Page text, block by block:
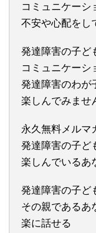
コミュニケーシ
不安や心配をし
発達障害の子ど
コミュニケーシ
発達障害のわが
楽しんでみませ
永久無料メルマ
発達障害の子ど
楽しんでいるあ
発達障害の子ど
その親であるあ
楽に話せる